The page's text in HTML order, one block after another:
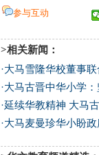
参与互动
>相关新闻：
·大马雪隆华校董事
·大马古晋中华小学
·延续华教精神 大马
·大马麦曼珍华小盼